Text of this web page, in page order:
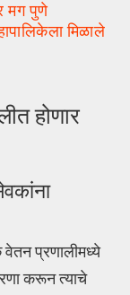
मग पुणे
मिळाले
होणार
प्रणालीमध्ये
करून त्याचे